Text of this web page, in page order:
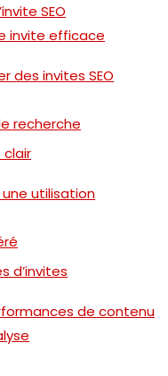
SEO
invite efficace
des invites SEO
recherche
utilisation
d’invites
de contenu